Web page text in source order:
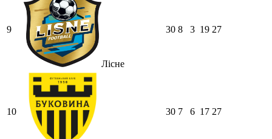
9
Лісне
30 8 3 19 27
10 30 7 6 17 27